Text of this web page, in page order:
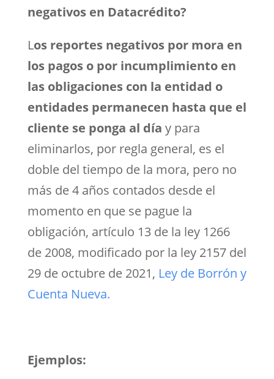
negativos en Datacrédito?
Los reportes negativos por mora en
los pagos o por incumplimiento en
las obligaciones con la entidad o
entidades permanecen hasta que el
cliente se ponga al día y para
eliminarlos, por regla general, es el
doble del tiempo de la mora, pero no
más de 4 años contados desde el
momento en que se pague la
obligación, artículo 13 de la ley 1266
de 2008, modificado por la ley 2157 del
29 de octubre de 2021, Ley de Borrón y
Cuenta Nueva.
Ejemplos: